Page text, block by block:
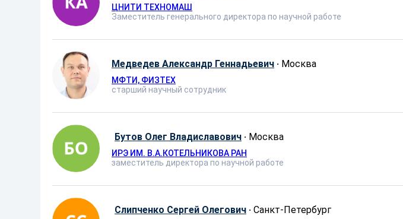
ЦНИТИ ТЕХНОМАШ
Заместитель генерального директора по научной работе
Медведев Александр Геннадьевич · Москва
МФТИ, ФИЗТЕХ
старший научный сотрудник
Бутов Олег Владиславович · Москва
ИРЭ ИМ. В.А.КОТЕЛЬНИКОВА РАН
заместитель директора по научной работе
Слипченко Сергей Олегович · Санкт-Петербург